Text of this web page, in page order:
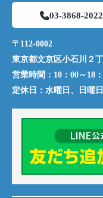
03-3868-2022
〒112-0002
東京都文京区小石川２
営業時間： 10：00～18
定休日： 水曜日、日曜日